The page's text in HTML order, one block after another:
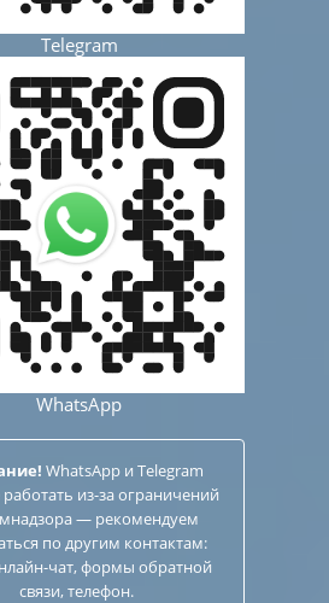
Telegram
WhatsApp
WhatsApp и Telegram
из-за ограничений
— рекомендуем
по другим контактам:
чат, формы обратной
связи, телефон.